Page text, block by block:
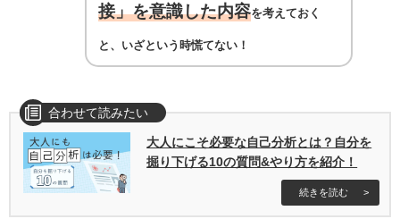
接」を意識した内容を考えておく
と、いざという時慌てない！
合わせて読みたい
大人にこそ必要な自己分析とは？自分を
掘り下げる10の質問&やり方を紹介！
続きを読む